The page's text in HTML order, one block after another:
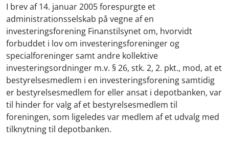
I brev af 14. januar 2005 forespurgte et
administrationsselskab på vegne af en
investeringsforening Finanstilsynet om, hvorvidt
forbuddet i lov om investeringsforeninger og
specialforeninger samt andre kollektive
investeringsordninger m.v. § 26, stk. 2, 2. pkt., mod, at et
bestyrelsesmedlem i en investeringsforening samtidig
er bestyrelsesmedlem for eller ansat i depotbanken, var
til hinder for valg af et bestyrelsesmedlem til
foreningen, som ligeledes var medlem af et udvalg med
tilknytning til depotbanken.